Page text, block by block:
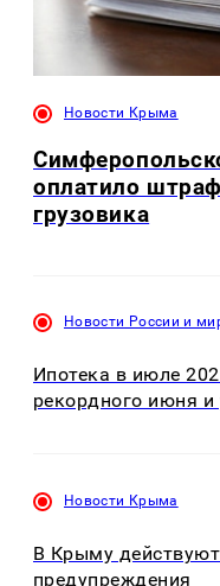
Новости Крыма
оплатило
грузовика
Новости России и
Ипотека в июле
рекордного июня и
Новости Крыма
В Крыму
предупреждения